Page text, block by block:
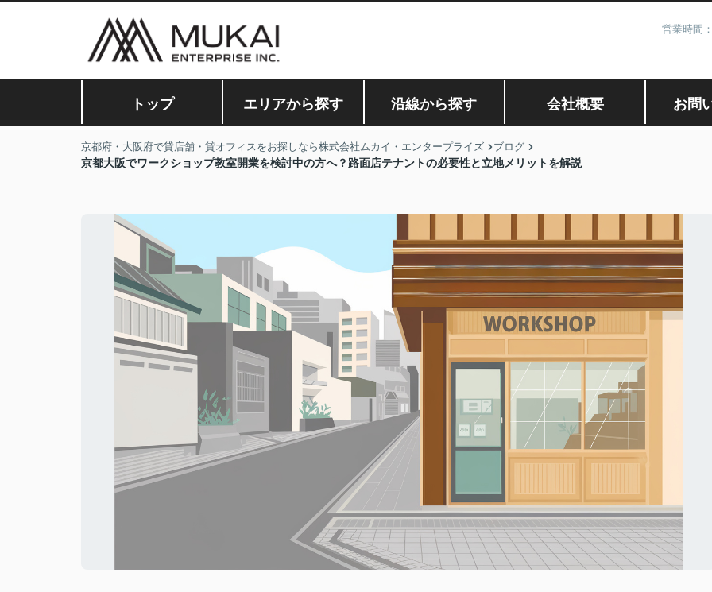
営業時間
トップ エリアから探す 沿線から探す 会社概要 お問
京都府・大阪府で貸店舗・貸オフィスをお探しなら株式会社ムカイ・エンタープライズ ブログ
京都大阪でワークショップ教室開業を検討中の方へ？路面店テナントの必要性と立地メリットを解説